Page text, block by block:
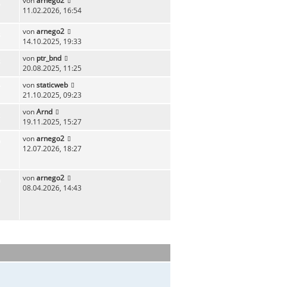
11.02.2026, 16:54
vonarnego2
14.10.2025, 19:33
von ptr_bnd
20.08.2025, 11:25
vonstaticweb
21.10.2025, 09:23
vonArnd
19.11.2025, 15:27
vonarnego2
12.07.2026, 18:27
vonarnego2
08.04.2026, 14:43